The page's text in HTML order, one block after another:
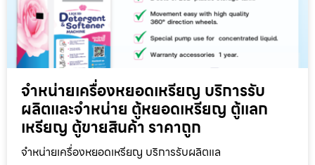
จำหน่ายเครื่องหยอดเหรียญ บริการรับ
ผลิตและจำหน่าย ตู้หยอดเหรียญ ตู้แลก
เหรียญ ตู้ขายสินค้า ราคาถูก
จำหน่ายเครื่องหยอดเหรียญ บริการรับผลิตแล